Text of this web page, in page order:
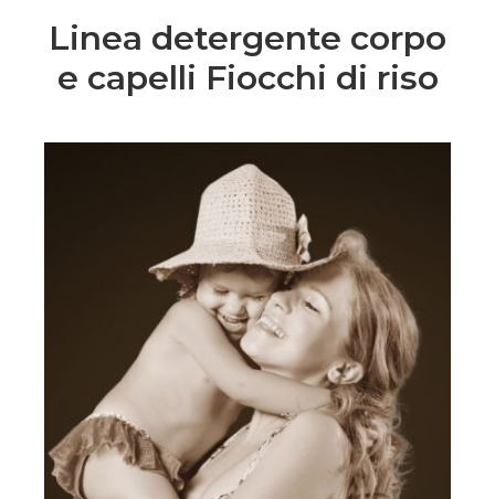
Linea detergente corpo
e capelli Fiocchi di riso